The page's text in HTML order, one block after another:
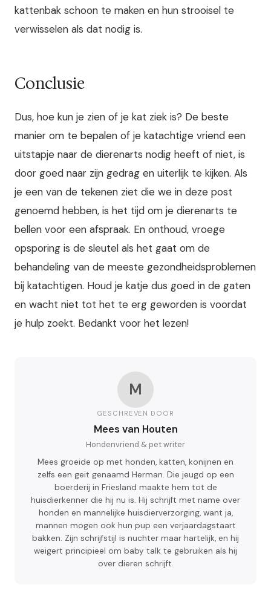
kattenbak schoon te maken en hun strooisel te
verwisselen als dat nodig is.
Conclusie
Dus, hoe kun je zien of je kat ziek is? De beste
manier om te bepalen of je katachtige vriend een
uitstapje naar de dierenarts nodig heeft of niet, is
door goed naar zijn gedrag en uiterlijk te kijken. Als
je een van de tekenen ziet die we in deze post
genoemd hebben, is het tijd om je dierenarts te
bellen voor een afspraak. En onthoud, vroege
opsporing is de sleutel als het gaat om de
behandeling van de meeste gezondheidsproblemen
bij katachtigen. Houd je katje dus goed in de gaten
en wacht niet tot het te erg geworden is voordat
je hulp zoekt. Bedankt voor het lezen!
M
GESCHREVEN DOOR
Mees van Houten
Hondenvriend & pet writer
Mees groeide op met honden, katten, konijnen en
zelfs een geit genaamd Herman. Die jeugd op een
boerderij in Friesland maakte hem tot de
huisdierkenner die hij nu is. Hij schrijft met name over
honden en mannelijke huisdierverzorging, want ja,
mannen mogen ook hun pup een verjaardagstaart
bakken. Zijn schrijfstijl is nuchter maar hartelijk, en hij
weigert principieel om baby talk te gebruiken als hij
over dieren schrijft.